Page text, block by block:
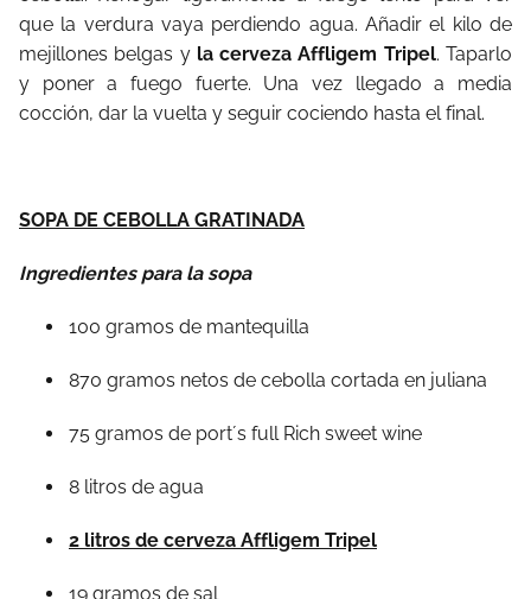
que la verdura vaya perdiendo agua. Añadir el kilo de
mejillones belgas y la cerveza Affligem Tripel. Taparlo
y poner a fuego fuerte. Una vez llegado a media
cocción, dar la vuelta y seguir cociendo hasta el final.
SOPA DE CEBOLLA GRATINADA
Ingredientes para la sopa
100 gramos de mantequilla
870 gramos netos de cebolla cortada en juliana
75 gramos de port´s full Rich sweet wine
8 litros de agua
2 litros de cerveza Affligem Tripel
19 gramos de sal